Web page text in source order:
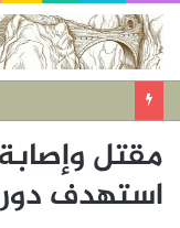
استهدف